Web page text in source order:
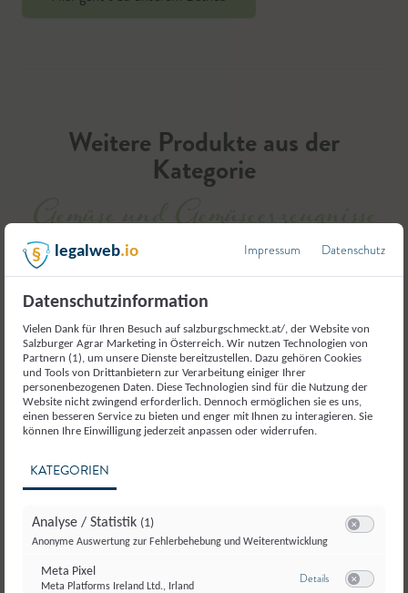
Weitere Produkte aus der
Kategorie
Gemüse und Gemüseerzeugnisse
legalweb.io Impressum Datenschutz
Datenschutzinformation
Vielen Dank für Ihren Besuch auf salzburgschmeckt.at/, der Website von
Salzburger Agrar Marketing in Österreich. Wir nutzen Technologien von
Partnern (1), um unsere Dienste bereitzustellen. Dazu gehören Cookies
und Tools von Drittanbietern zur Verarbeitung einiger Ihrer
personenbezogenen Daten. Diese Technologien sind für die Nutzung der
Website nicht zwingend erforderlich. Dennoch ermöglichen sie es uns,
einen besseren Service zu bieten und enger mit Ihnen zu interagieren. Sie
können Ihre Einwilligung jederzeit anpassen oder widerrufen.
KATEGORIEN
Analyse / Statistik (1)
Anonyme Auswertung zur Fehlerbehebung und Weiterentwicklung
Meta Pixel
Meta Platforms Ireland Ltd., Irland
Detailszu Meta Pixel